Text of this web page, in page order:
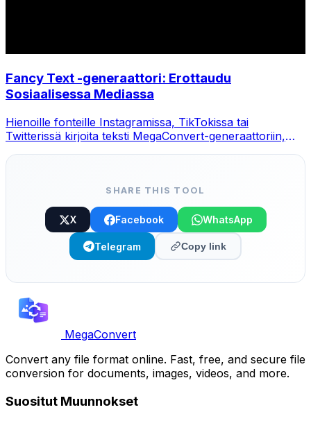
Fancy Text -generaattori: Erottaudu
Sosiaalisessa Mediassa
Hienoille fonteille Instagramissa, TikTokissa tai
Twitterissä kirjoita teksti MegaConvert-generaattoriin,
SHARE THIS TOOL
X Facebook WhatsApp
Telegram Copy link
MegaConvert
Convert any file format online. Fast, free, and secure file
conversion for documents, images, videos, and more.
Suositut Muunnokset